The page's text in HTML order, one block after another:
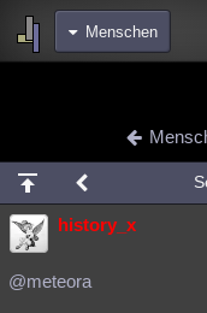
Menschen
Chat Wiki
meine Rubriken
Menschen
Spiritualität
history_x
@meteora